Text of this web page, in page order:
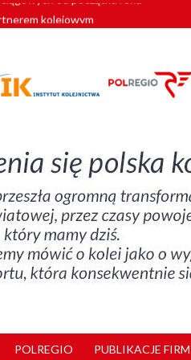
kolejowym
ELF-ów wyjedzie na tory w 2029 roku
od początku roku
POLREGIO PUBLIKACJE FIRM